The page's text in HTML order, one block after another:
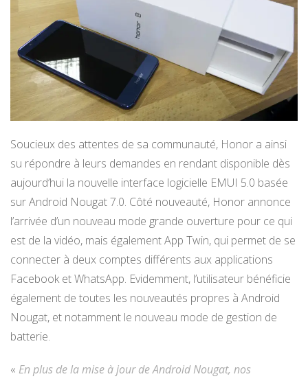
Soucieux des attentes de sa communauté, Honor a ainsi
su répondre à leurs demandes en rendant disponible dès
aujourd’hui la nouvelle interface logicielle EMUI 5.0 basée
sur Android Nougat 7.0. Côté nouveauté, Honor annonce
l’arrivée d’un nouveau mode grande ouverture pour ce qui
est de la vidéo, mais également App Twin, qui permet de se
connecter à deux comptes différents aux applications
Facebook et WhatsApp. Evidemment, l’utilisateur bénéficie
également de toutes les nouveautés propres à Android
Nougat, et notamment le nouveau mode de gestion de
batterie.
« En plus de la mise à jour de Android Nougat, nos